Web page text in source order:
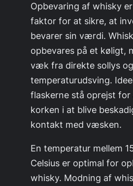
Opbevaring af whisky
faktor for at sikre, at
bevarer sin værdi.
opbevares på et køligt,
væk fra direkte sollys og
temperaturudsving.
flaskerne stå oprejst
korken i at blive
kontakt med væsken.
En temperatur mellem
Celsius er optimal for
whisky. Modning af